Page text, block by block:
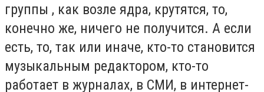
группы , как возле ядра, крутятся, то,
конечно же, ничего не получится. А если
есть, то, так или иначе, кто-то становится
музыкальным редактором, кто-то
работает в журналах, в СМИ, в интернет-